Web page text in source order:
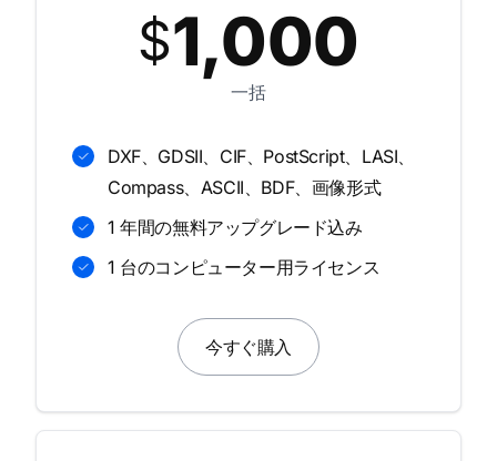
$1,000
一括
DXF、GDSII、CIF、PostScript、LASI、
Compass、ASCII、BDF、画像形式
1 年間の無料アップグレード込み
1 台のコンピューター用ライセンス
今すぐ購入